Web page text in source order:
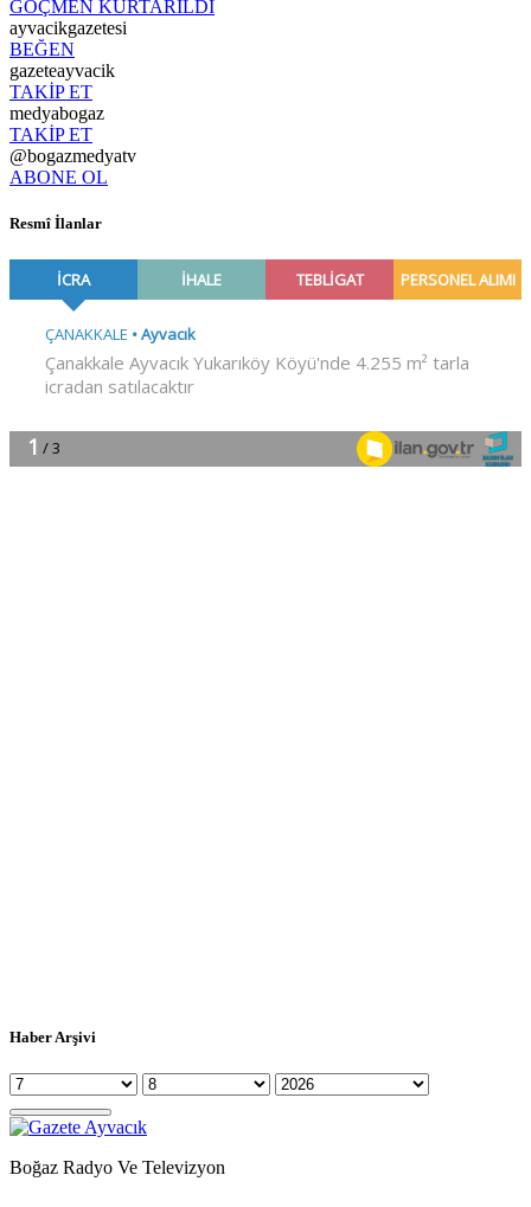
GÖÇMEN KURTARILDI
ayvacikgazetesi
BEĞEN
gazeteayvacik
TAKİP ET
medyabogaz
TAKİP ET
@bogazmedyatv
ABONE OL
Resmî İlanlar
Haber Arşivi
Boğaz Radyo Ve Televizyon